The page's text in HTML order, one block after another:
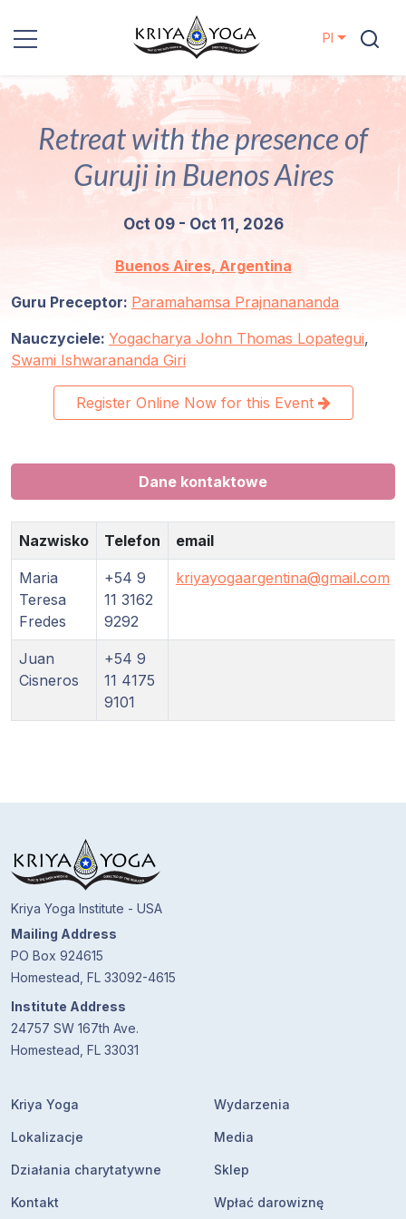
Kriya Yoga
Działania
charytatywne
Lokalizacje
Linia
Mistrzów
Media
Wpłać
darowiznę
Login
Pl
Retreat with the presence of
Guruji in Buenos Aires
Oct 09 - Oct 11, 2026
Buenos Aires, Argentina
Guru Preceptor: Paramahamsa Prajnanananda
Nauczyciele: Yogacharya John Thomas Lopategui,
Swami Ishwarananda Giri
Register Online Now for this Event
Dane kontaktowe
Nazwisko Telefon email
Maria
Teresa
Fredes
+54 9
11 3162
9292
kriyayogaargentina@gmail.com
Juan
Cisneros
+54 9
11 4175
9101
Kriya Yoga Institute - USA
Mailing Address
PO Box 924615
Homestead, FL 33092-4615
Institute Address
24757 SW 167th Ave.
Homestead, FL 33031
Kriya Yoga
Lokalizacje
Działania charytatywne
Kontakt
Wydarzenia
Media
Sklep
Wpłać darowiznę